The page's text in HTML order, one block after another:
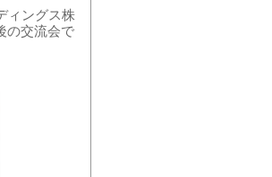
ィングス株
の交流会で